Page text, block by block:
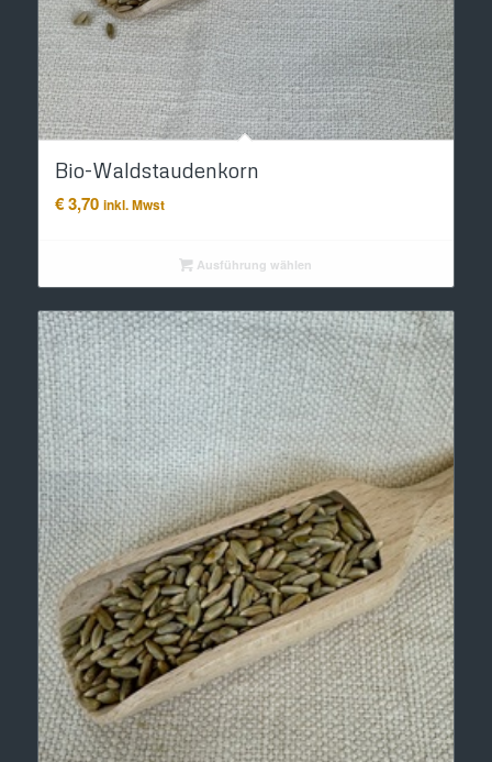
Bio-Waldstaudenkorn
€3,70 inkl. Mwst
Ausführung wählen